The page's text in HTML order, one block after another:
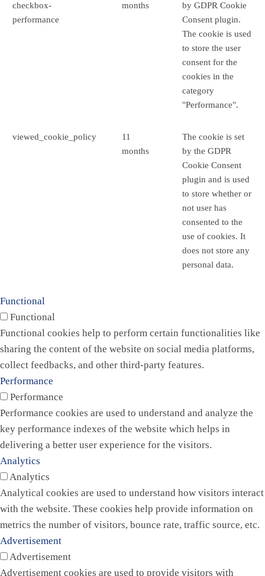
checkbox-
performance
months
by GDPR Cookie
Consent plugin.
The cookie is used
to store the user
consent for the
cookies in the
category
"Performance".
viewed_cookie_policy
11
months
The cookie is set
by the GDPR
Cookie Consent
plugin and is used
to store whether or
not user has
consented to the
use of cookies. It
does not store any
personal data.
Functional
Functional
Functional cookies help to perform certain functionalities like
sharing the content of the website on social media platforms,
collect feedbacks, and other third-party features.
Performance
Performance
Performance cookies are used to understand and analyze the
key performance indexes of the website which helps in
delivering a better user experience for the visitors.
Analytics
Analytics
Analytical cookies are used to understand how visitors interact
with the website. These cookies help provide information on
metrics the number of visitors, bounce rate, traffic source, etc.
Advertisement
Advertisement
Advertisement cookies are used to provide visitors with